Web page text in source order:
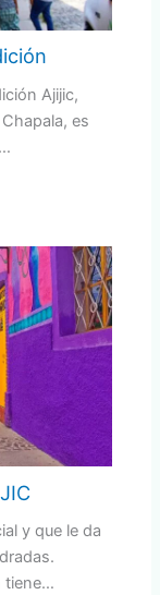
Ajijic,
es
y que le da
tiene…